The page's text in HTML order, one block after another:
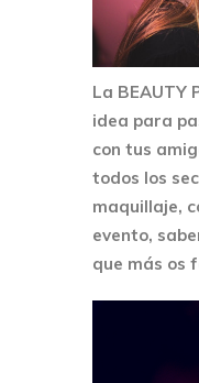
La BEAUTY
idea para
con tus
todos los
maquillaje,
evento,
que más os